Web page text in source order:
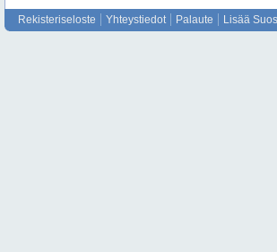
Rekisteriseloste Yhteystiedot Palaute Lisää